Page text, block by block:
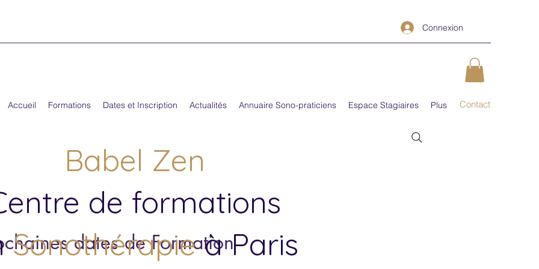
Connexion
Accueil Formations Dates et Inscription Actualités Annuaire Sono-praticiens Espace Stagiaires Plus Contact
Babel Zen
de formations
Sonothérapieà Paris
dates de Formation